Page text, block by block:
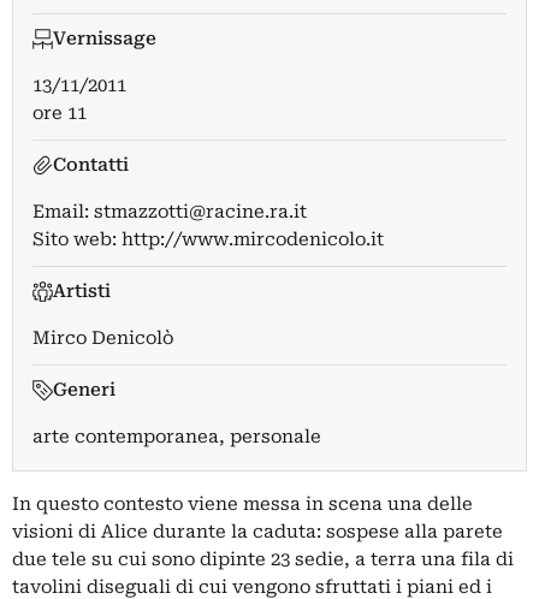
Vernissage
13/11/2011
ore 11
Contatti
Email: stmazzotti@racine.ra.it
Sito web: http://www.mircodenicolo.it
Artisti
Mirco Denicolò
Generi
arte contemporanea, personale
In questo contesto viene messa in scena una delle
visioni di Alice durante la caduta: sospese alla parete
due tele su cui sono dipinte 23 sedie, a terra una fila di
tavolini diseguali di cui vengono sfruttati i piani ed i